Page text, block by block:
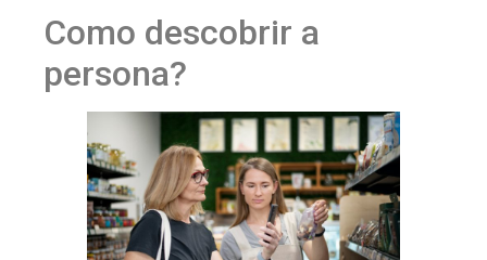
Como descobrir a
persona?